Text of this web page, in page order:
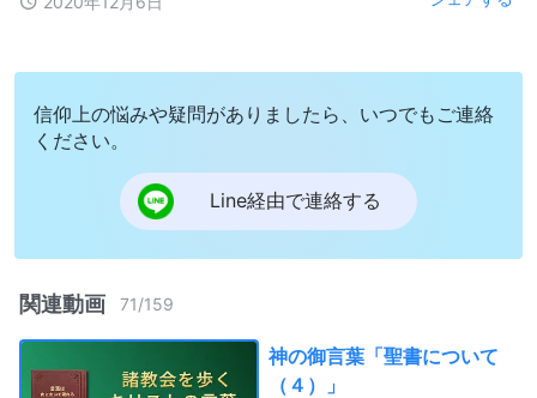
信仰上の悩みや疑問がありましたら、いつでもご連絡
ください。
Line経由で連絡する
関連動画 71/159
神の御言葉「聖書について
（４）」